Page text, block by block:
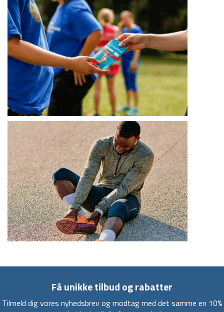
Få unikke tilbud og rabatter
Tilmeld dig vores nyhedsbrev og modtag med det samme en 10%